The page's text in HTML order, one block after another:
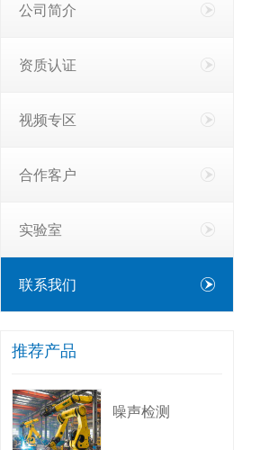
公司简介
资质认证
视频专区
合作客户
实验室
联系我们
推荐产品
噪声检测